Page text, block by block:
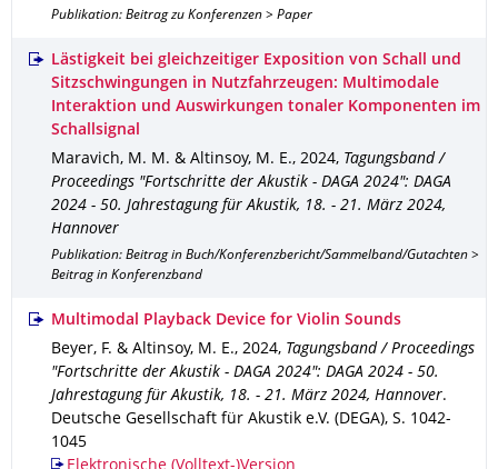
Publikation: Beitrag zu Konferenzen > Paper
Lästigkeit bei gleichzeitiger Exposition von Schall und
Sitzschwingungen in Nutzfahrzeugen: Multimodale
Interaktion und Auswirkungen tonaler Komponenten im
Schallsignal
Maravich, M. M. & Altinsoy, M. E., 2024, Tagungsband /
Proceedings "Fortschritte der Akustik - DAGA 2024": DAGA
2024 - 50. Jahrestagung für Akustik, 18. - 21. März 2024,
Hannover
Publikation: Beitrag in Buch/Konferenzbericht/Sammelband/Gutachten >
Beitrag in Konferenzband
Multimodal Playback Device for Violin Sounds
Beyer, F. & Altinsoy, M. E., 2024, Tagungsband / Proceedings
"Fortschritte der Akustik - DAGA 2024": DAGA 2024 - 50.
Jahrestagung für Akustik, 18. - 21. März 2024, Hannover.
Deutsche Gesellschaft für Akustik e.V. (DEGA), S. 1042-
1045